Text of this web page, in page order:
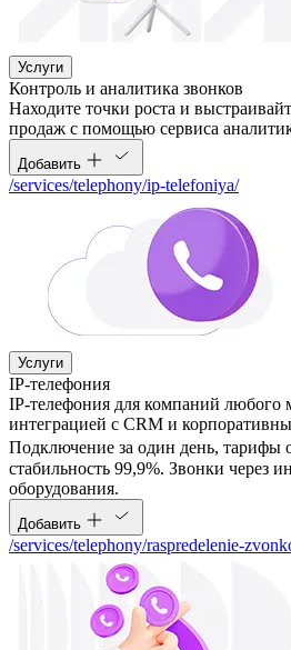
Услуги
Контроль и аналитика звонков
Находите точки роста и
продаж с помощью сервиса
Добавить
/services/telephony/ip-telefoniya/
Услуги
IP-телефония
IP-телефония для компаний любого
интеграцией с CRM и
Подключение за один день, тарифы
стабильность 99,9%. Звонки через
оборудования.
Добавить
/services/telephony/raspredelenie-